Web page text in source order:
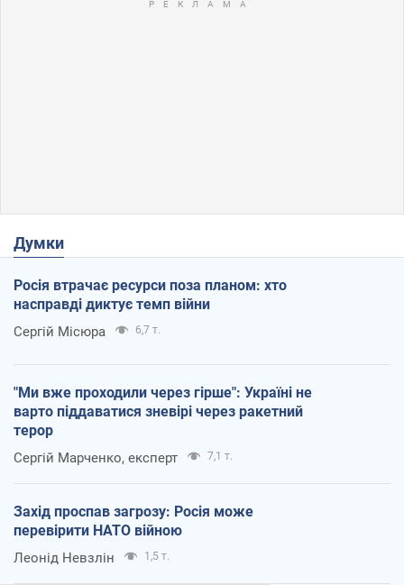
Думки
Росія втрачає ресурси поза планом: хто
насправді диктує темп війни
Сергій Місюра 6,7 т.
"Ми вже проходили через гірше": Україні не
варто піддаватися зневірі через ракетний
терор
Сергій Марченко, експерт 7,1 т.
Захід проспав загрозу: Росія може
перевірити НАТО війною
Леонід Невзлін 1,5 т.